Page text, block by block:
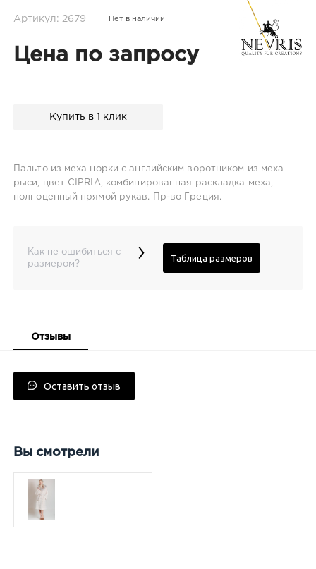
Артикул: 2679 Нет в наличии
Цена по запросу
Купить в 1 клик
Пальто из меха норки с английским воротником из меха
рыси, цвет CIPRIA, комбинированная раскладка меха,
полноценный прямой рукав. Пр-во Греция.
Как не ошибиться с
размером?
› Таблица размеров
Отзывы
Оставить отзыв
Вы смотрели